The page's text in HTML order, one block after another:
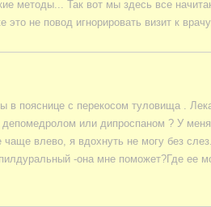
методы... Так вот мы здесь все
не повод игнорировать визит к врачу .
в пояснице с перекосом туловища .
или дипроспаном ? У
чаще влево, я вдохнуть не могу без
-она мне поможет?Где ее